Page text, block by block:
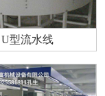
U型流水线